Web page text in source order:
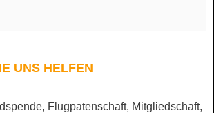
UNS HELFEN
Flugpatenschaft, Mitgliedschaft,